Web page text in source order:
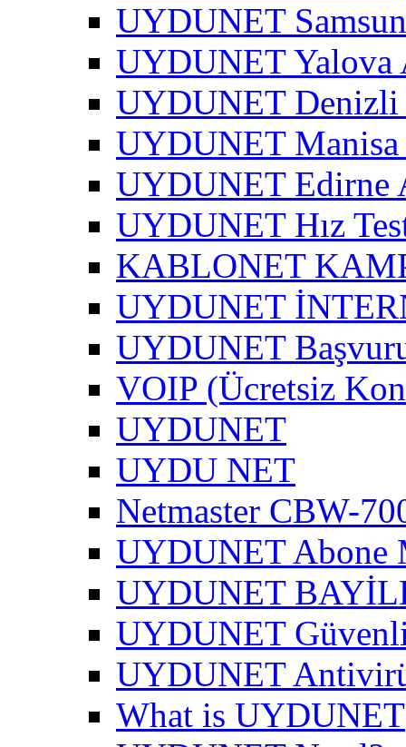
UYDUNET
UYDUNET Yalova
UYDUNET
UYDUNET
UYDUNET Edirne
UYDUNET Hız
KABLONET
UYDUNET
UYDUNET
VOIP (Ücretsiz
UYDUNET
UYDU NET
Netmaster CBW-
UYDUNET Abone
UYDUNET
UYDUNET
UYDUNET
What is UYDUNET